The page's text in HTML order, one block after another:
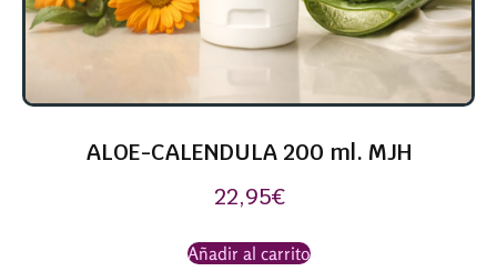
ALOE-CALENDULA 200 ml. MJH
22,95€
Añadir al carrito